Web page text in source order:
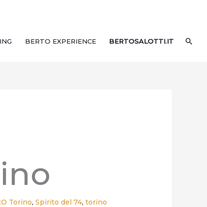
BERTO EXPERIENCE BERTOSALOTTI.IT
Torino,Spirito del 74,torino